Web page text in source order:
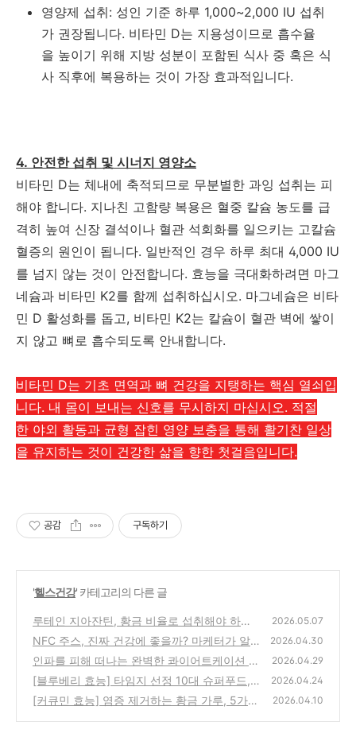
영양제 섭취: 성인 기준 하루 1,000~2,000 IU 섭취
가 권장됩니다. 비타민 D는 지용성이므로 흡수율
을 높이기 위해 지방 성분이 포함된 식사 중 혹은 식
사 직후에 복용하는 것이 가장 효과적입니다.
4. 안전한 섭취 및 시너지 영양소
비타민 D는 체내에 축적되므로 무분별한 과잉 섭취는 피
해야 합니다. 지나친 고함량 복용은 혈중 칼슘 농도를 급
격히 높여 신장 결석이나 혈관 석회화를 일으키는 고칼슘
혈증의 원인이 됩니다. 일반적인 경우 하루 최대 4,000 IU
를 넘지 않는 것이 안전합니다. 효능을 극대화하려면 마그
네슘과 비타민 K2를 함께 섭취하십시오. 마그네슘은 비타
민 D 활성화를 돕고, 비타민 K2는 칼슘이 혈관 벽에 쌓이
지 않고 뼈로 흡수되도록 안내합니다.
비타민 D는 기초 면역과 뼈 건강을 지탱하는 핵심 열쇠입
니다. 내 몸이 보내는 신호를 무시하지 마십시오. 적절
한 야외 활동과 균형 잡힌 영양 보충을 통해 활기찬 일상
을 유지하는 것이 건강한 삶을 향한 첫걸음입니다.
공감 구독하기
'헬스건강' 카테고리의 다른 글
루테인 지아잔틴, 황금 비율로 섭취해야 하는
이유와 선택 가이드
(0)
2026.05.07
NFC 주스, 진짜 건강에 좋을까? 마케터가 알
려주는 제품 성분표 읽는 법
(0)
2026.04.30
인파를 피해 떠나는 완벽한 콰이어트케이션 명
소 BEST 3
(0)
2026.04.29
[블루베리 효능] 타임지 선정 10대 슈퍼푸드,
노화와 기억력을 지키는 하루 한 줌의 기적
2026.04.24
[커큐민 효능] 염증 제거하는 황금 가루, 5가지
2026.04.10